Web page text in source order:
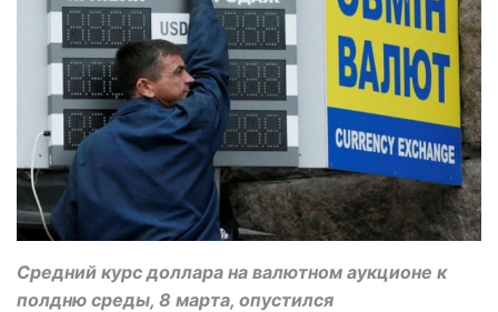
Средний курс доллара на валютном аукционе к
полдню среды, 8 марта, опустился